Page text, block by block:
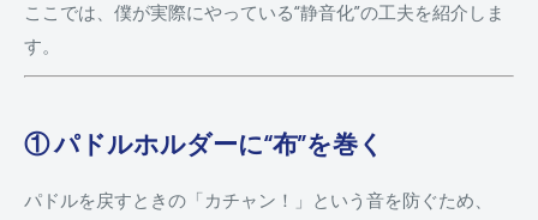
ここでは、僕が実際にやっている“静音化”の工夫を紹介しま
す。
① パドルホルダーに“布”を巻く
パドルを戻すときの「カチャン！」という音を防ぐため、